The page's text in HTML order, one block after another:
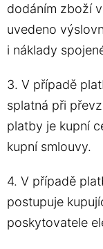
dodáním zboží
uvedeno
i náklady
3. V případě
splatná při
platby je kupní
kupní smlouvy.
4. V případě
postupuje
poskytovatele